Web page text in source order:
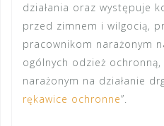
działania oraz występuje
przed zimnem i wilgocią,
pracownikom narażonym
ogólnych odzież
narażonym na działanie
rękawice ochronne”.